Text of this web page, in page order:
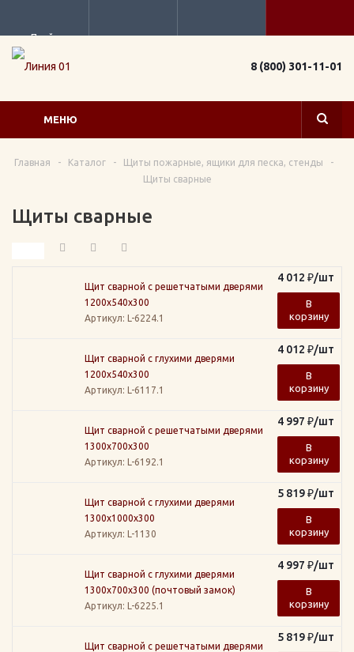
Прайс
8 (800) 301-11-01
МЕНЮ
Главная - Каталог - Щиты пожарные, ящики для песка, стенды
-
Щиты сварные
Щиты сварные
Щит сварной с решетчатыми дверями
1200х540х300
Артикул: L-6224.1
4 012 ₽/шт
В
корзину
Щит сварной с глухими дверями
1200х540х300
Артикул: L-6117.1
4 012 ₽/шт
В
корзину
Щит сварной с решетчатыми дверями
1300х700х300
Артикул: L-6192.1
4 997 ₽/шт
В
корзину
Щит сварной с глухими дверями
1300х1000х300
Артикул: L-1130
5 819₽/шт
В
корзину
Щит сварной с глухими дверями
1300х700х300 (почтовый замок)
Артикул: L-6225.1
4 997 ₽/шт
В
корзину
Щит сварной с решетчатыми дверями
5 819₽/шт